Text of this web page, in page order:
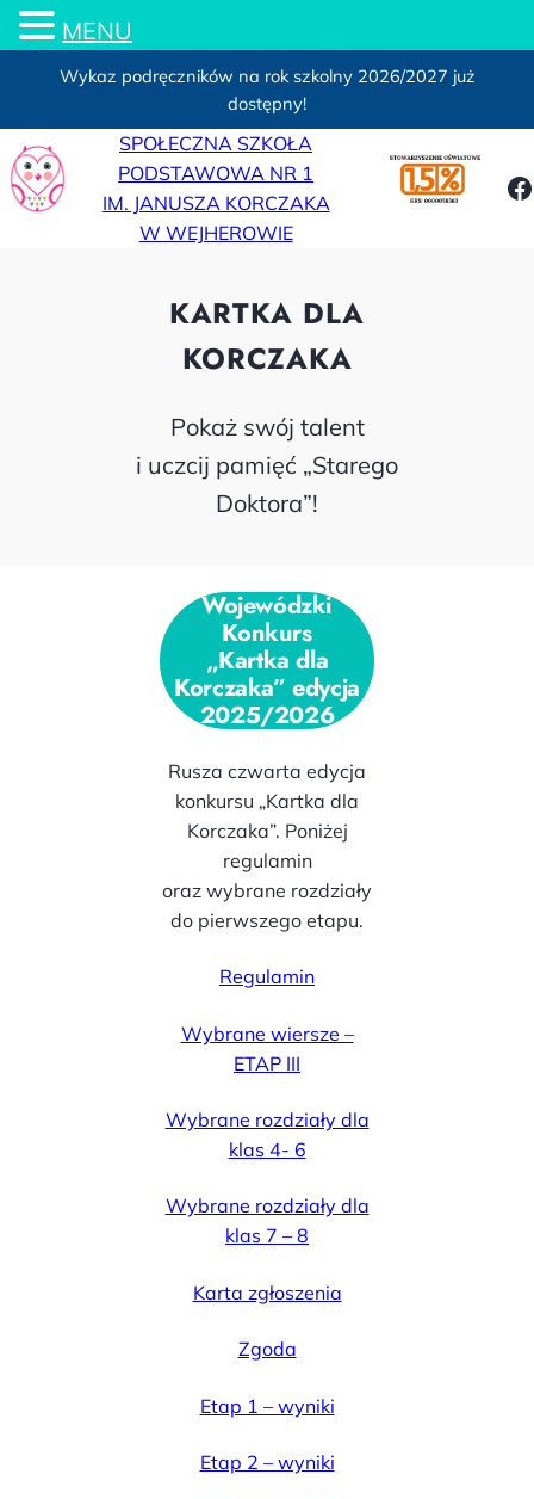
Wykaz podręczników na rok szkolny 2026/2027 już
dostępny!
Przejdź
do
treści
SPOŁECZNA SZKOŁA
PODSTAWOWA NR 1
IM. JANUSZA KORCZAKA
W WEJHEROWIE
KARTKA DLA
KORCZAKA
Pokaż swój talent
i uczcij pamięć „Starego
Doktora”!
Wojewódzki
Konkurs
„Kartka dla
Korczaka” edycja
2025/2026
Rusza czwarta edycja
konkursu „Kartka dla
Korczaka”. Poniżej
regulamin
oraz wybrane rozdziały
do pierwszego etapu.
Regulamin
Wybrane wiersze –
ETAP III
Wybrane rozdziały dla
klas 4- 6
Wybrane rozdziały dla
klas 7 – 8
Karta zgłoszenia
Zgoda
Etap 1 – wyniki
Etap 2 – wyniki
MENU